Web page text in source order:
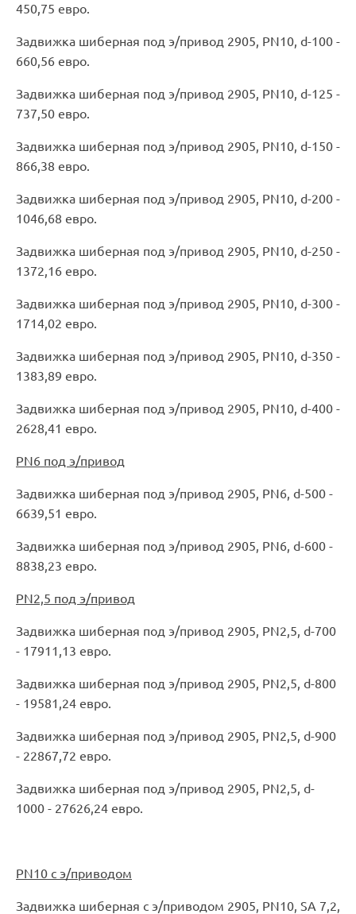
450,75 евро.
Задвижка шиберная под э/привод 2905, PN10, d-100 -
660,56 евро.
Задвижка шиберная под э/привод 2905, PN10, d-125 -
737,50 евро.
Задвижка шиберная под э/привод 2905, PN10, d-150 -
866,38 евро.
Задвижка шиберная под э/привод 2905, PN10, d-200 -
1046,68 евро.
Задвижка шиберная под э/привод 2905, PN10, d-250 -
1372,16 евро.
Задвижка шиберная под э/привод 2905, PN10, d-300 -
1714,02 евро.
Задвижка шиберная под э/привод 2905, PN10, d-350 -
1383,89 евро.
Задвижка шиберная под э/привод 2905, PN10, d-400 -
2628,41 евро.
PN6 под э/привод
Задвижка шиберная под э/привод 2905, PN6, d-500 -
6639,51 евро.
Задвижка шиберная под э/привод 2905, PN6, d-600 -
8838,23 евро.
PN2,5 под э/привод
Задвижка шиберная под э/привод 2905, PN2,5, d-700
- 17911,13 евро.
Задвижка шиберная под э/привод 2905, PN2,5, d-800
- 19581,24 евро.
Задвижка шиберная под э/привод 2905, PN2,5, d-900
- 22867,72 евро.
Задвижка шиберная под э/привод 2905, PN2,5, d-
1000 - 27626,24 евро.
PN10 с э/приводом
Задвижка шиберная с э/приводом 2905, PN10, SA 7,2,